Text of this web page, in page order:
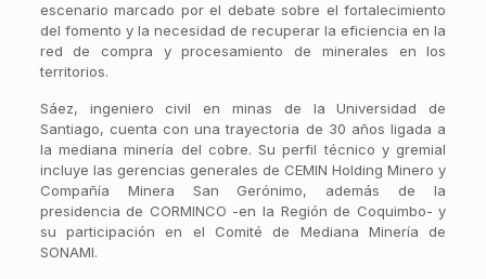
escenario marcado por el debate sobre el fortalecimiento
del fomento y la necesidad de recuperar la eficiencia en la
red de compra y procesamiento de minerales en los
territorios.
Sáez, ingeniero civil en minas de la Universidad de
Santiago, cuenta con una trayectoria de 30 años ligada a
la mediana minería del cobre. Su perfil técnico y gremial
incluye las gerencias generales de CEMIN Holding Minero y
Compañía Minera San Gerónimo, además de la
presidencia de CORMINCO -en la Región de Coquimbo- y
su participación en el Comité de Mediana Minería de
SONAMI.